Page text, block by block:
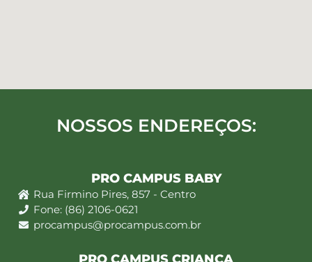
NOSSOS ENDEREÇOS:
PRO CAMPUS BABY
Rua Firmino Pires, 857 - Centro
Fone: (86) 2106-0621
procampus@procampus.com.br